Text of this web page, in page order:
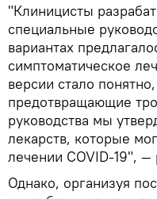
"Клиницисты
специальные
вариантах
симптоматическое
версии стало
предотвращающие
руководства мы
лекарств, которые
лечении COVID-19", —
Однако, организуя